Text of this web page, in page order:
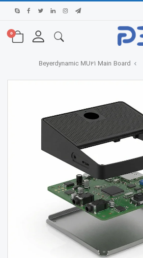
0
Beyerdynamic MU21 Main Board